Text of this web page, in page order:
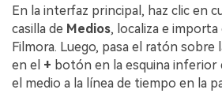
En la interfaz principal, haz clic en
casilla de Medios, localiza e
Filmora. Luego, pasa el ratón sobre
en el + botón en la esquina inferior
el medio a la línea de tiempo en la